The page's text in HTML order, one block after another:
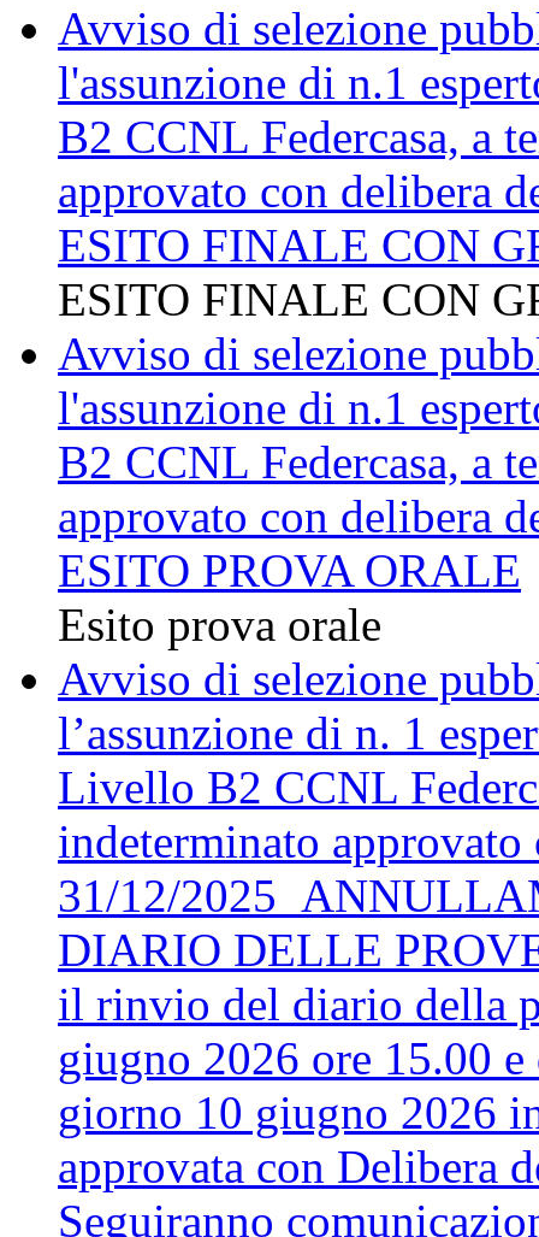
Avviso di selezione
l'assunzione di n.1
B2 CCNL Federcasa, a
approvato con delibera
ESITO FINALE CON
ESITO FINALE CON
Avviso di selezione
l'assunzione di n.1
B2 CCNL Federcasa, a
approvato con delibera
ESITO PROVA ORALE
Esito prova orale
Avviso di selezione
l’assunzione di n. 1
Livello B2 CCNL
indeterminato
31/12/
DIARIO DELLE
il rinvio del diario della
giugno 2026 ore 15.00
giorno 10 giugno 2026
approvata con Delibera
Seguiranno